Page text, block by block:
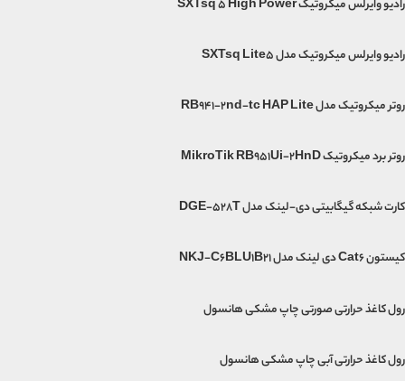
رادیو وایرلس میکروتیک SXTsq 5 High Power
رادیو وایرلس میکروتیک مدل SXTsq Lite5
روتر میکروتیک مدل RB941-2nd-tc HAP Lite
روتر برد میکروتیک MikroTik RB951Ui-2HnD
کارت شبکه گیگابیتی دی-لینک مدل DGE-528T
کیستون Cat6 دی لینک مدل NKJ-C6BLU1B21
رول کاغذ حرارتی صورتی چاپ مشکی هانسول
رول کاغذ حرارتی آبی چاپ مشکی هانسول